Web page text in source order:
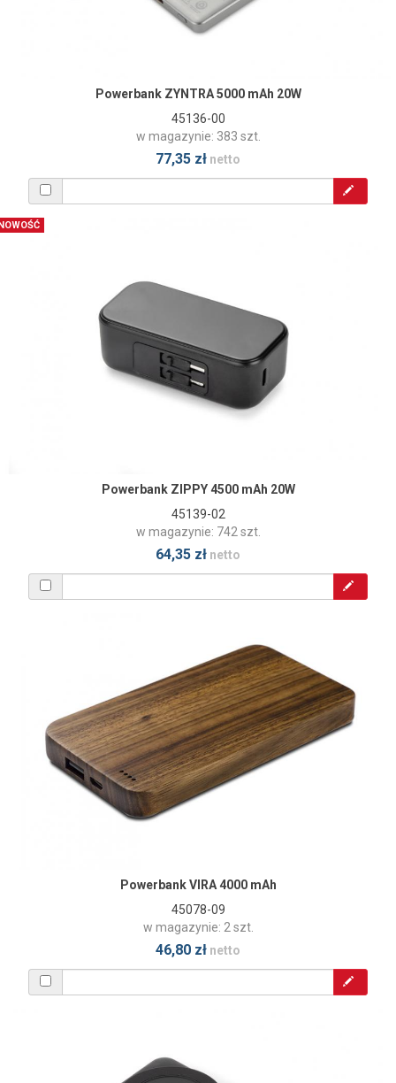
Powerbank ZYNTRA 5000 mAh 20W
45136-00
w magazynie: 383 szt.
77,35 zł netto
Powerbank ZIPPY 4500 mAh 20W
45139-02
w magazynie: 742 szt.
64,35 zł netto
Powerbank VIRA 4000 mAh
45078-09
w magazynie: 2 szt.
46,80 zł netto